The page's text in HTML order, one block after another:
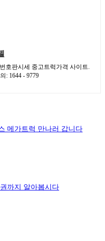
호판시세 중고트럭가격 사이트.
: 1644 - 9779
메가트럭 만나러 갑니다
까지 알아봅시다